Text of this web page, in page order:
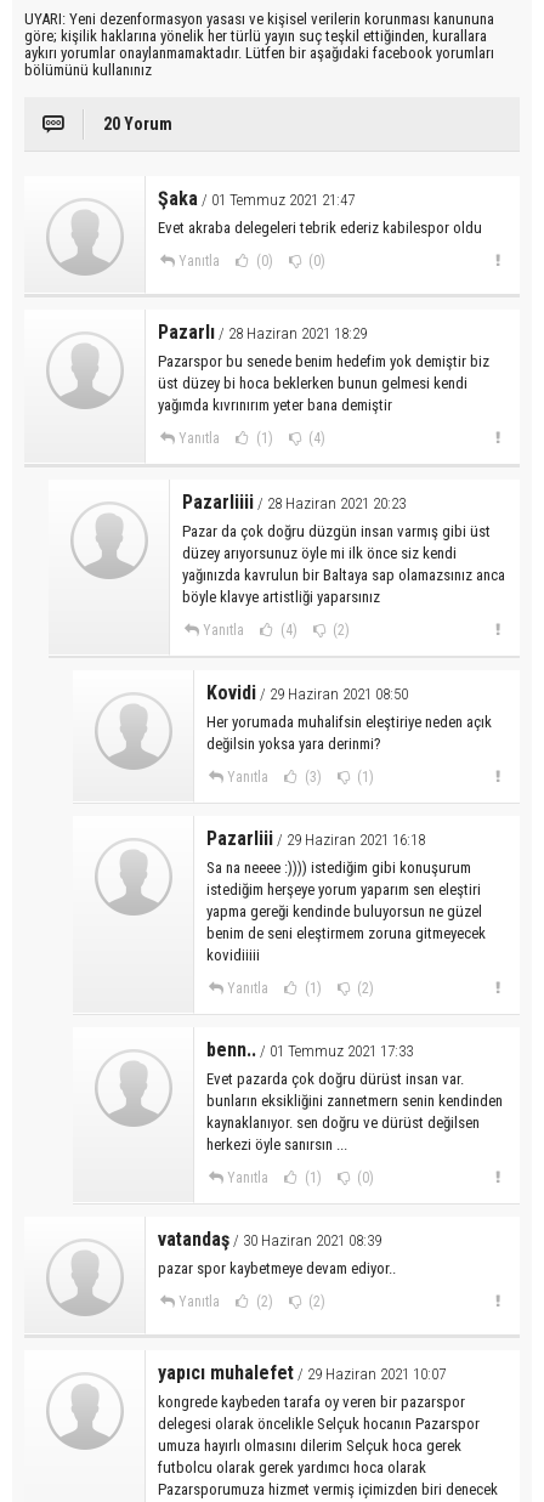
UYARI: Yeni dezenformasyon yasası ve kişisel verilerin korunması kanununa
göre; kişilik haklarına yönelik her türlü yayın suç teşkil ettiğinden, kurallara
aykırı yorumlar onaylanmamaktadır. Lütfen bir aşağıdaki facebook yorumları
bölümünü kullanınız
20 Yorum
Şaka / 01 Temmuz 2021 21:47
Evet akraba delegeleri tebrik ederiz kabilespor oldu
Yanıtla (0) (0)
Pazarlı / 28 Haziran 2021 18:29
Pazarspor bu senede benim hedefim yok demiştir biz
üst düzey bi hoca beklerken bunun gelmesi kendi
yağımda kıvrınırım yeter bana demiştir
Yanıtla (1) (4)
Pazarliiii / 28 Haziran 2021 20:23
Pazar da çok doğru düzgün insan varmış gibi üst
düzey arıyorsunuz öyle mi ilk önce siz kendi
yağınızda kavrulun bir Baltaya sap olamazsınız anca
böyle klavye artistliği yaparsınız
Yanıtla (4) (2)
Kovidi / 29 Haziran 2021 08:50
Her yorumada muhalifsin eleştiriye neden açık
değilsin yoksa yara derinmi?
Yanıtla (3) (1)
Pazarliii / 29 Haziran 2021 16:18
Sa na neeee :)))) istediğim gibi konuşurum
istediğim herşeye yorum yaparım sen eleştiri
yapma gereği kendinde buluyorsun ne güzel
benim de seni eleştirmem zoruna gitmeyecek
kovidiiiii
Yanıtla (1) (2)
benn.. / 01 Temmuz 2021 17:33
Evet pazarda çok doğru dürüst insan var.
bunların eksikliğini zannetmern senin kendinden
kaynaklanıyor. sen doğru ve dürüst değilsen
herkezi öyle sanırsın ...
Yanıtla (1) (0)
vatandaş / 30 Haziran 2021 08:39
pazar spor kaybetmeye devam ediyor..
Yanıtla (2) (2)
yapıcı muhalefet / 29 Haziran 2021 10:07
kongrede kaybeden tarafa oy veren bir pazarspor
delegesi olarak öncelikle Selçuk hocanın Pazarspor
umuza hayırlı olmasını dilerim Selçuk hoca gerek
futbolcu olarak gerek yardımcı hoca olarak
Pazarsporumuza hizmet vermiş içimizden biri denecek